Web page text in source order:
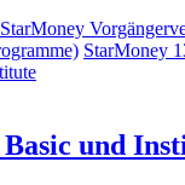
StarMoney
StarMoney
und